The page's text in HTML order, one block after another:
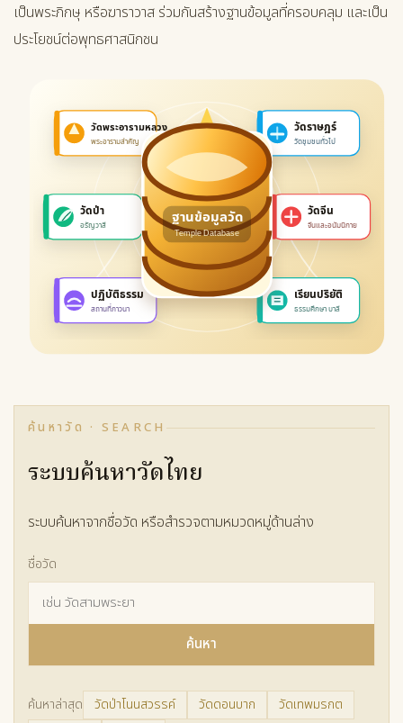
เป็นพระภิกษุ หรือฆาราวาส ร่วมกันสร้างฐานข้อมูลที่ครอบคลุม และเป็น
ประโยชน์ต่อพุทธศาสนิกชน
ค้นหาวัด · SEARCH
ระบบค้นหาวัดไทย
ระบบค้นหาจากชื่อวัด หรือสำรวจตามหมวดหมู่ด้านล่าง
ชื่อวัด
ค้นหา
ค้นหาล่าสุด วัดป่าโนนสวรรค์ วัดดอนบาก
วัดเทพมรกต